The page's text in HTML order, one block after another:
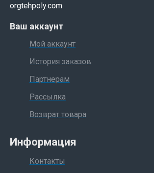
orgtehpoly.com
Ваш аккаунт
Мой аккаунт
История заказов
Партнерам
Рассылка
Возврат товара
Информация
Контакты